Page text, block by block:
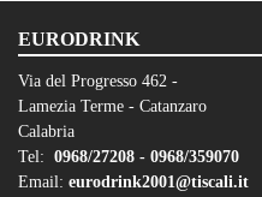
EURODRINK
Via del Progresso 462 -
Lamezia Terme - Catanzaro
Calabria
Tel: 0968/27208 - 0968/359070
Email: eurodrink2001@tiscali.it